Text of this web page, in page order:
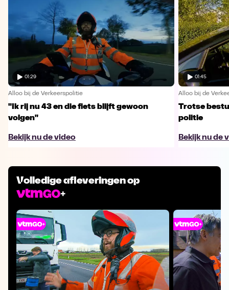
01:29
Alloo bij de Verkeerspolitie
"Ik rij nu 43 en die fiets blijft gewoon
volgen"
Bekijk nu de video
01:45
Alloo bij de
Trotse
politie
Bekijk nu de
Volledige afleveringen op